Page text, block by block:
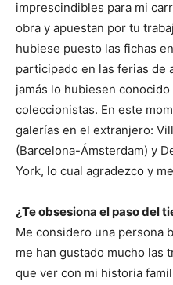
imprescindibles para mi
obra y apuestan por tu
hubiese puesto las fichas
participado en las ferias de
jamás lo hubiesen
coleccionistas. En este
galerías en el extranjero:
(Barcelona-Ámsterdam) y
York, lo cual agradezco y
¿Te obsesiona el paso del
Me considero una persona
me han gustado mucho las
que ver con mi historia